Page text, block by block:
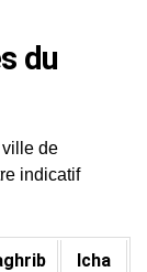
du
de
indicatif
Icha